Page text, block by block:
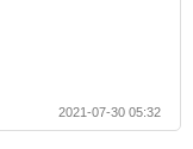
2021-07-30 05:32